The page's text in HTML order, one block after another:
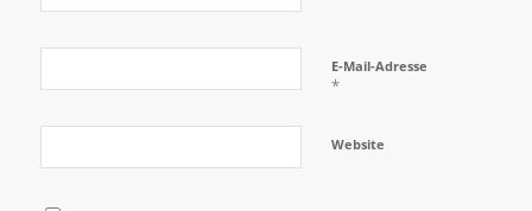
E-Mail-Adresse
*
Website